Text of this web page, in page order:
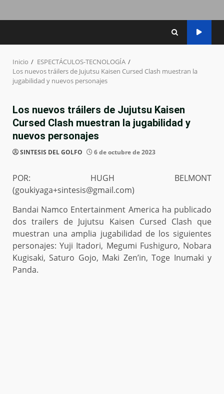
Inicio
ESPECTÁCULOS-TECNOLOGÍA
Los nuevos tráilers de Jujutsu Kaisen Cursed Clash muestran la
jugabilidad y nuevos personajes
Los nuevos tráilers de Jujutsu Kaisen
Cursed Clash muestran la jugabilidad y
nuevos personajes
SINTESIS DEL GOLFO 6 de octubre de 2023
POR: HUGH BELMONT
(goukiyaga+sintesis@gmail.com)
Bandai Namco Entertainment America ha publicado
dos trailers de Jujutsu Kaisen Cursed Clash que
muestran una amplia jugabilidad de los siguientes
personajes: Yuji Itadori, Megumi Fushiguro, Nobara
Kugisaki, Saturo Gojo, Maki Zen’in, Toge Inumaki y
Panda.